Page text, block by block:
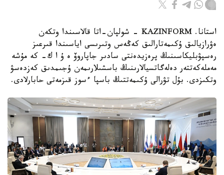
استانا. KAZINFORM - شولپان-اتا قالاسىندا وتكەن
ەۋرازيالىق ۇكىمەتارالىق كەڭەس وتىرىسى اياسىندا قىرعىز
رەسپۋبليكاسىنىڭ پرەزيدەنتى سادىر جاپاروۆ ە ۇ ا ك- كە مۇشە
مەملەكەتتەر دەلەگاتسيالارىنىڭ باسشىلارىمەن ۇجىمدىق كەزدەسۋ
وتكىزدى. بۇل تۋرالى ۇكىمەتتىڭ باسپا ءسوز قىزمەتى حابارلادى.